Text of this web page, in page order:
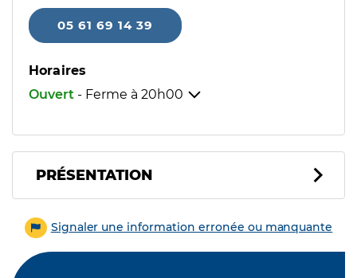
05 61 69 14 39
Horaires
Ouvert - Ferme à 20h00
PRÉSENTATION
Signaler une information erronée ou manquante